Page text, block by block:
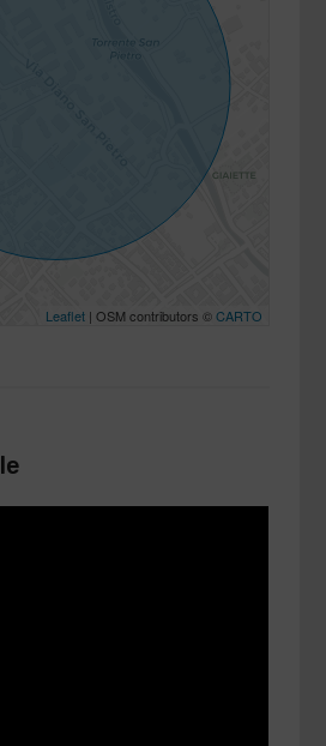
Leaflet| OSM contributors ©CARTO